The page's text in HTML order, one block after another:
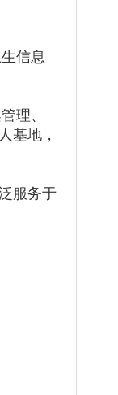
信息
理、
基地，
服务于